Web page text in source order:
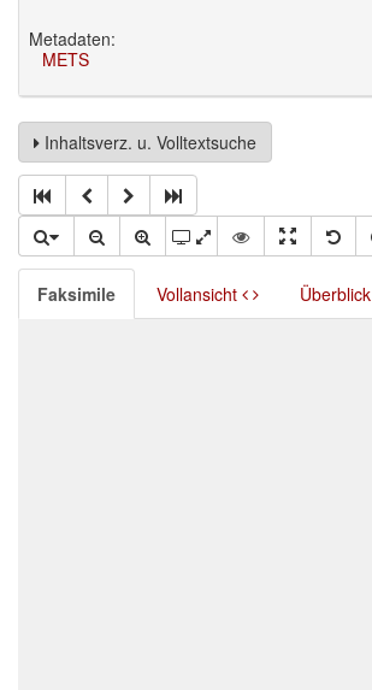
Metadaten:
METS
Inhaltsverz. u. Volltextsuche
Faksimile Vollansicht Überblick